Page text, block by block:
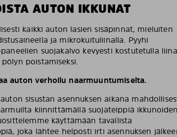
AUTON IKKUNAT
kaikki auton lasien sisäpinnat, mieluiten
ja mikrokuituliinalla. Pyyhi
suojakalvo kevyesti kostutetulla
poistamiseksi.
auton verhoilu naarmuuntumiselta.
sisustan asennuksen aikana
kiinnittämällä suojateippiä ikkunoiden
käyttämään tavallista
joka lähtee helposti irti asennuksen